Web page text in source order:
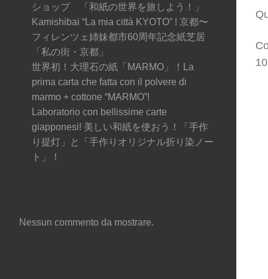
ショップ 「和紙の世界を旅しよう！」
Kamishibai “La mia città KYOTO” ! 京都〜
フィレンツェ姉妹都市60周年記念紙芝居
「私の街・京都」
世界初！大理石の紙「MARMO」！La
prima carta che fatta con il polvere di
marmo + cottone “MARMO”!
Laboratorio con bellissime carte
giapponesi! 美しい和紙を使おう！「手作
り提灯」と「手作りオリジナル折り染ノー
ト」！
Nessun commento da mostrare.